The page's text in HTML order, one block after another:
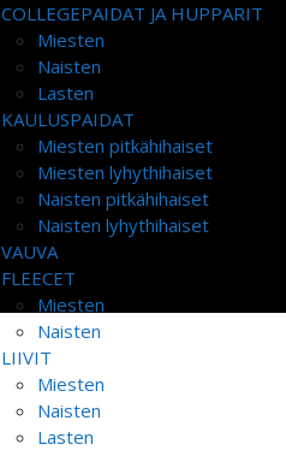
COLLEGEPAIDAT JA HUPPARIT
Miesten
Naisten
Lasten
KAULUSPAIDAT
Miesten pitkähihaiset
Miesten lyhythihaiset
Naisten pitkähihaiset
Naisten lyhythihaiset
VAUVA
FLEECET
Miesten
Naisten
LIIVIT
Miesten
Naisten
Lasten